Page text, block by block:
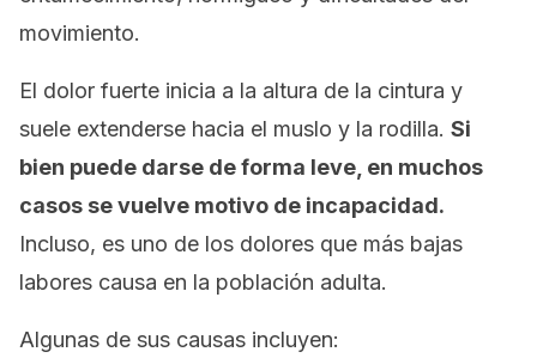
movimiento.
El dolor fuerte inicia a la altura de la cintura y
suele extenderse hacia el muslo y la rodilla. Si
bien puede darse de forma leve, en muchos
casos se vuelve motivo de incapacidad.
Incluso, es uno de los dolores que más bajas
labores causa en la población adulta.
Algunas de sus causas incluyen: